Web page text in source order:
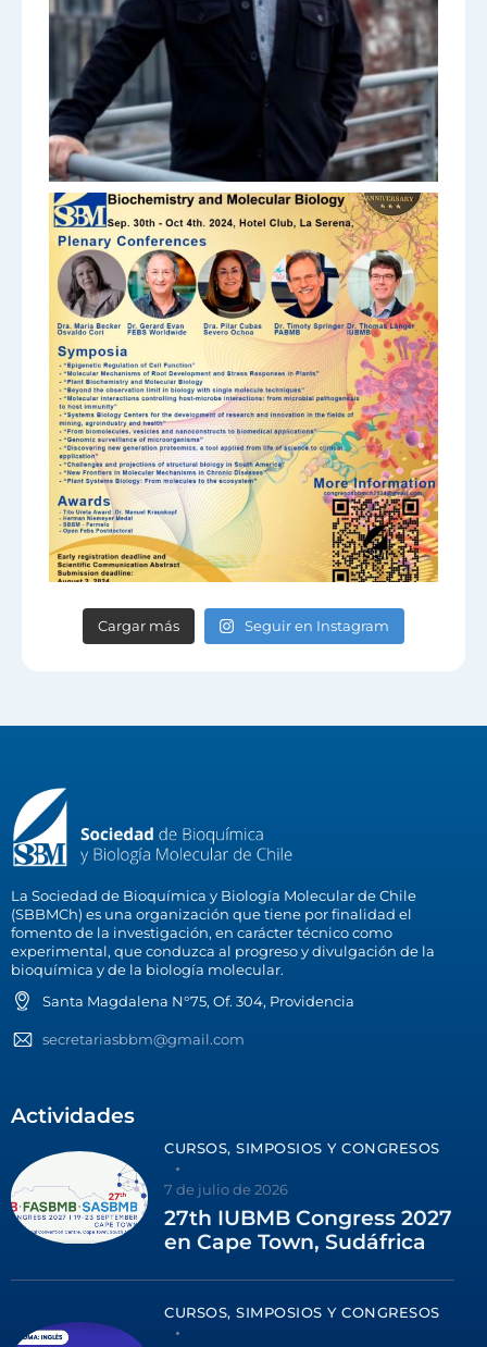
Cargar más Seguir en Instagram
La Sociedad de Bioquímica y Biología Molecular de Chile
(SBBMCh) es una organización que tiene por finalidad el
fomento de la investigación, en carácter técnico como
experimental, que conduzca al progreso y divulgación de la
bioquímica y de la biología molecular.
Santa Magdalena N°75, Of. 304, Providencia
secretariasbbm@gmail.com
Actividades
CURSOS, SIMPOSIOS Y CONGRESOS
7 de julio de 2026
27th IUBMB Congress 2027
en Cape Town, Sudáfrica
CURSOS, SIMPOSIOS Y CONGRESOS